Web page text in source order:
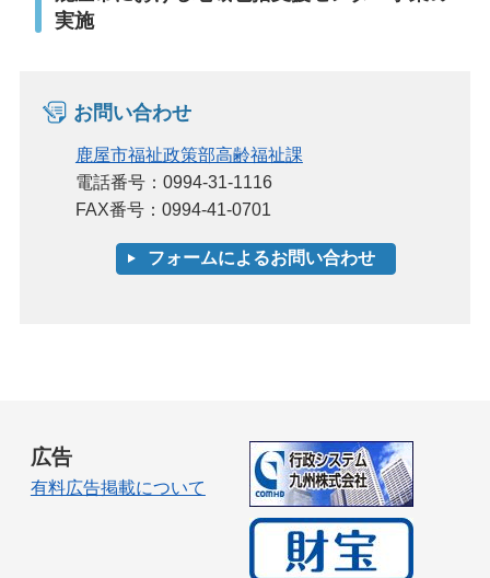
実施
お問い合わせ
鹿屋市福祉政策部高齢福祉課
電話番号：0994-31-1116
FAX番号：0994-41-0701
広告
有料広告掲載について